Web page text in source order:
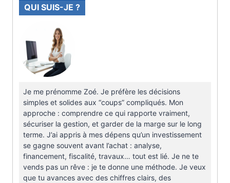
QUI SUIS-JE ?
Je me prénomme Zoé. Je préfère les décisions
simples et solides aux “coups” compliqués. Mon
approche : comprendre ce qui rapporte vraiment,
sécuriser la gestion, et garder de la marge sur le long
terme. J’ai appris à mes dépens qu’un investissement
se gagne souvent avant l’achat : analyse,
financement, fiscalité, travaux… tout est lié. Je ne te
vends pas un rêve : je te donne une méthode. Je veux
que tu avances avec des chiffres clairs, des